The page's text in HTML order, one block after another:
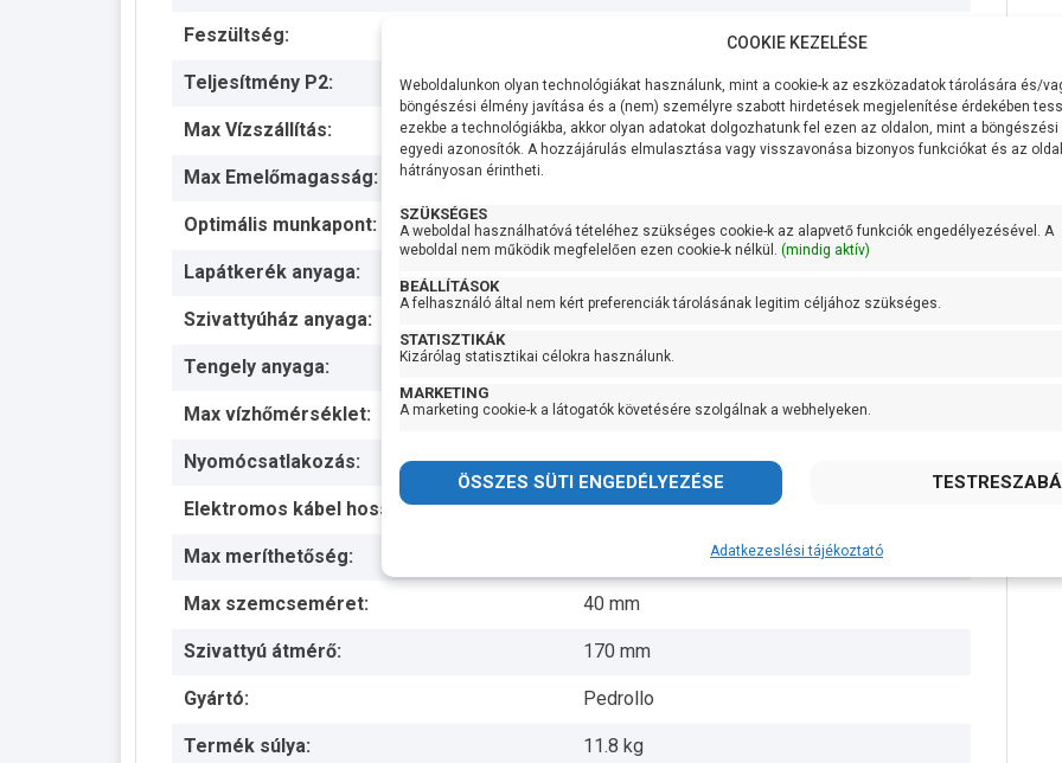
Feszültség:
Teljesítmény P2: 500W
Max Vízszállítás: 350 liter/perc
Max Emelőmagasság:
Optimális munkapont: 5,2 méteren 200 liter/perc
Lapátkerék anyaga:
Szivattyúház anyaga: AISI 304 rozsdamentes acél és öntvény
Tengely anyaga: AISI 431 rozsdamentes acél
Max vízhőmérséklet: + 40 fok
Nyomócsatlakozás: 6/4 coll
Elektromos kábel hossza: 10 méter
Max meríthetőség:
Max szemcseméret: 40 mm
Szivattyú átmérő: 170 mm
Gyártó: Pedrollo
Termék súlya: 11.8 kg
COOKIE KEZELÉSE
Weboldalunkon olyan technológiákat használunk, mint a cookie-k az eszközadatok tárolására és/
böngészési élmény javítása és a (nem) személyre szabott hirdetések megjelenítése érdekében
ezekbe a technológiákba, akkor olyan adatokat dolgozhatunk fel ezen az oldalon, mint a
egyedi azonosítók. A hozzájárulás elmulasztása vagy visszavonása bizonyos funkciókat és az
hátrányosan érintheti.
SZÜKSÉGES
A weboldal használhatóvá tételéhez szükséges cookie-k az alapvető funkciók engedélyezésével. A
weboldal nem működik megfelelően ezen cookie-k nélkül. (mindig aktív)
BEÁLLÍTÁSOK
A felhasználó által nem kért preferenciák tárolásának legitim céljához szükséges.
STATISZTIKÁK
Kizárólag statisztikai célokra használunk.
MARKETING
A marketing cookie-k a látogatók követésére szolgálnak a webhelyeken.
Adatkezeslési tájékoztató